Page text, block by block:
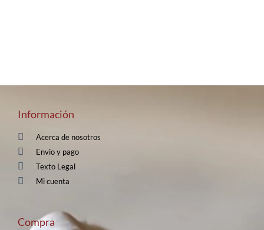
Información
Acerca de nosotros
Envio y pago
Texto Legal
Mi cuenta
Compra